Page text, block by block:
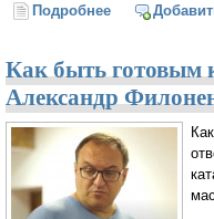
Подробнее о Осень
Как быть готовым
Александр